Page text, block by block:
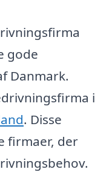
gode
Danmark.
i
. Disse
firmaer, der